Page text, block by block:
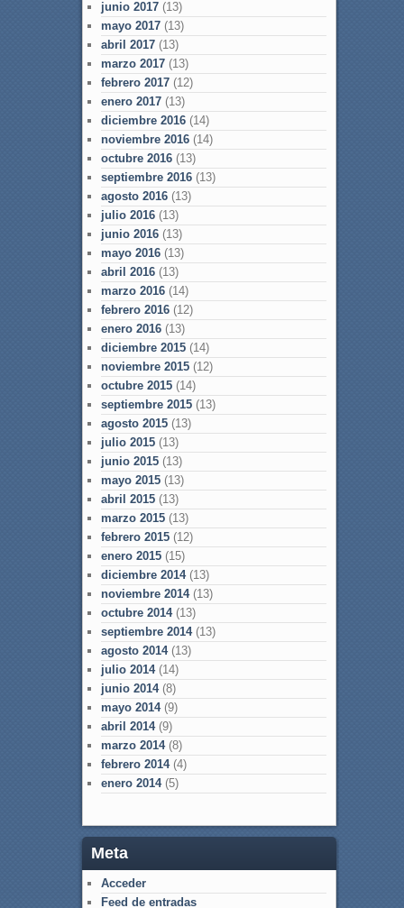
junio 2017(13)
mayo 2017(13)
abril 2017(13)
marzo 2017(13)
febrero 2017(12)
enero 2017(13)
diciembre 2016(14)
noviembre 2016(14)
octubre 2016(13)
septiembre 2016(13)
agosto 2016(13)
julio 2016(13)
junio 2016(13)
mayo 2016(13)
abril 2016(13)
marzo 2016(14)
febrero 2016(12)
enero 2016(13)
diciembre 2015(14)
noviembre 2015(12)
octubre 2015(14)
septiembre 2015(13)
agosto 2015(13)
julio 2015(13)
junio 2015(13)
mayo 2015(13)
abril 2015(13)
marzo 2015(13)
febrero 2015(12)
enero 2015(15)
diciembre 2014(13)
noviembre 2014(13)
octubre 2014(13)
septiembre 2014(13)
agosto 2014(13)
julio 2014(14)
junio 2014(8)
mayo 2014(9)
abril 2014(9)
marzo 2014(8)
febrero 2014(4)
enero 2014(5)
Meta
Acceder
Feed de entradas